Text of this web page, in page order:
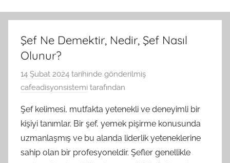
Şef Ne Demektir, Nedir, Şef Nasıl
Olunur?
14 Şubat 2024 tarihinde gönderilmiş
cafeadisyonsistemi tarafından
Şef kelimesi, mutfakta yetenekli ve deneyimli bir
kişiyi tanımlar. Bir şef, yemek pişirme konusunda
uzmanlaşmış ve bu alanda liderlik yeteneklerine
sahip olan bir profesyoneldir. Şefler genellikle